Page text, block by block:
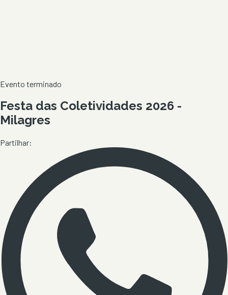
Evento terminado
Festa das Coletividades 2026 -
Milagres
Partilhar: